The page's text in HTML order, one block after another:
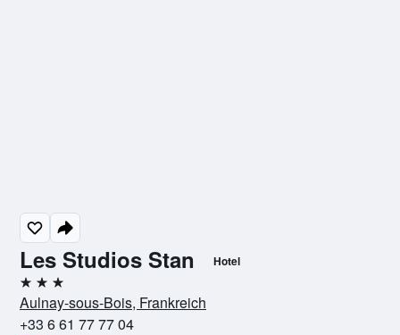
Les Studios Stan Hotel
3 Sterne
Aulnay-sous-Bois, Frankreich
+33 6 61 77 77 04